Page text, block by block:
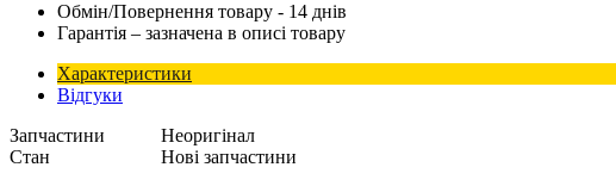
Обмін/Повернення товару - 14 днів
Гарантія – зазначена в описі товару
Характеристики
Відгуки
Запчастини
Неоригінал
Стан
Нові запчастини